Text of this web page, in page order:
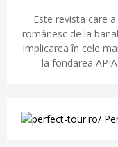
Este revista care
românesc de la
implicarea în cele
la fondarea